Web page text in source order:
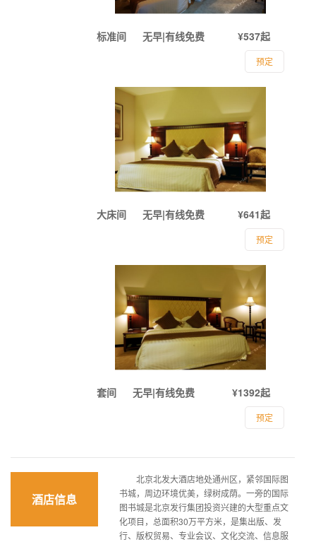
标准间 ¥537起
无早|有线免费
预定
大床间 ¥641起
无早|有线免费
预定
套间 ¥1392起
无早|有线免费
预定
酒店信息
北京北发大酒店地处通州区，紧邻国际图
书城，周边环境优美，绿树成荫。一旁的国际
图书城是北京发行集团投资兴建的大型重点文
化项目，总面积30万平方米，是集出版、发
行、版权贸易、专业会议、文化交流、信息服